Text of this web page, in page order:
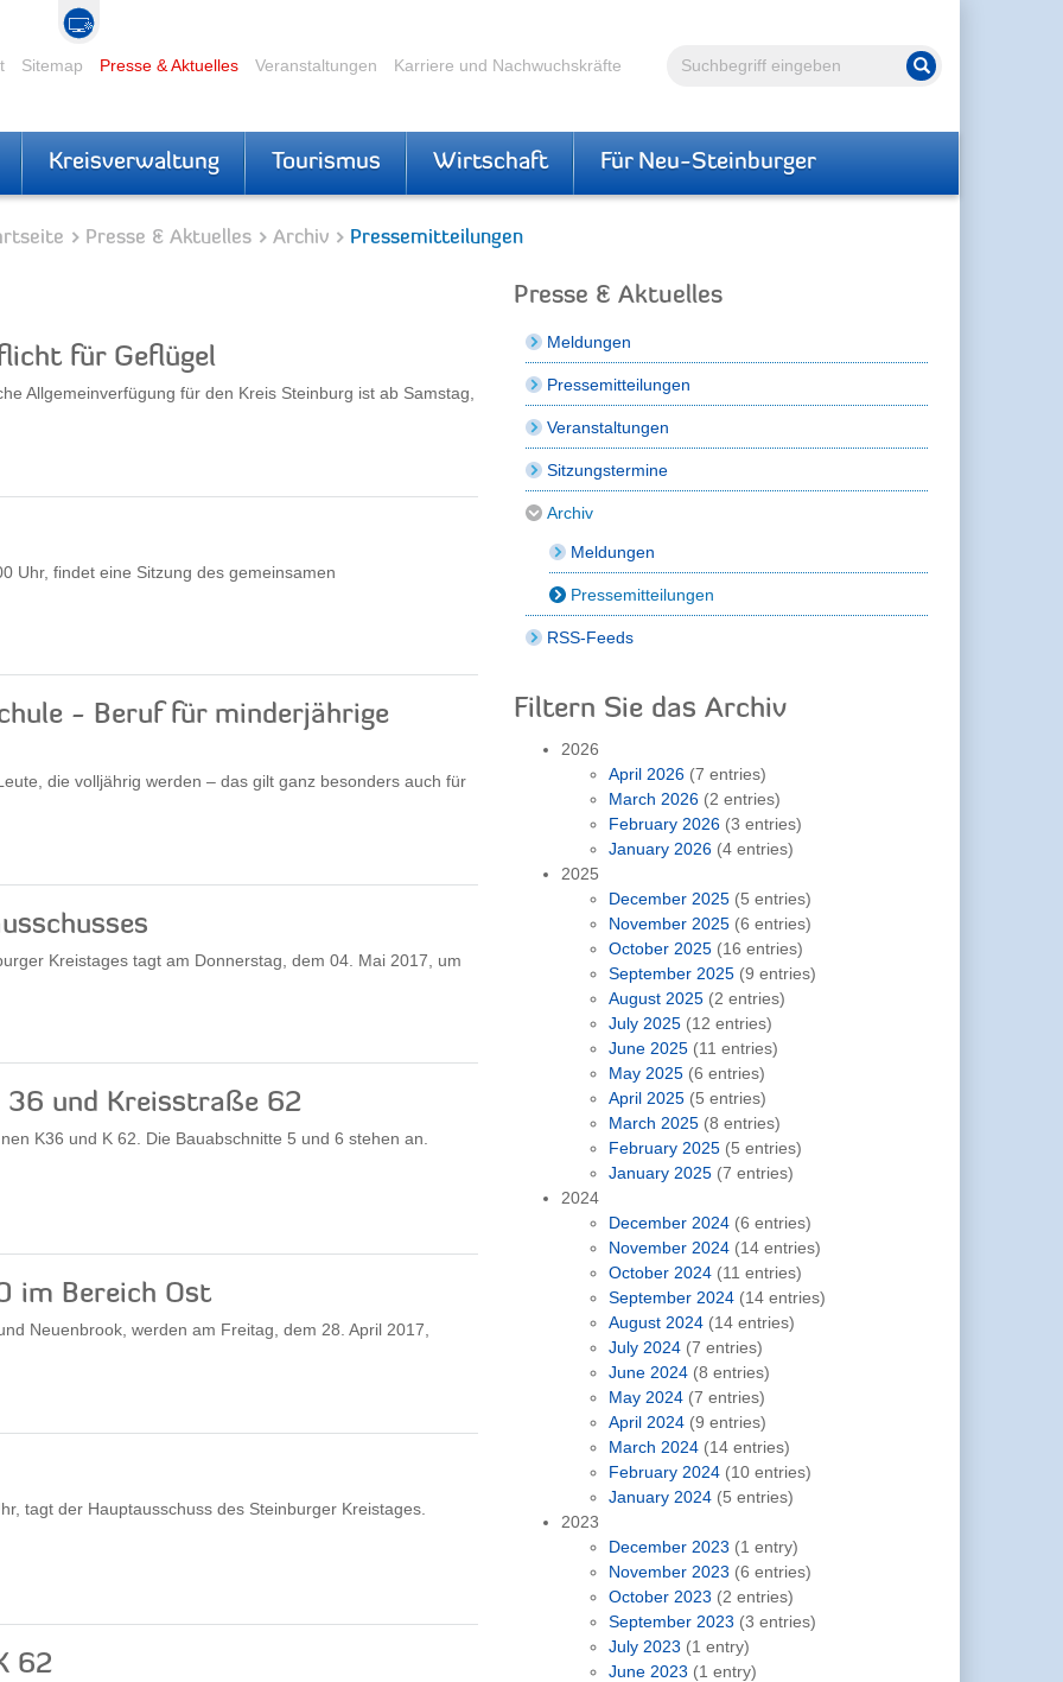
Volltextsuche Suche starten
Sitemap Presse & Aktuelles Veranstaltungen Karriere und Nachwuchskräfte
Kreisverwaltung Tourismus Wirtschaft Für Neu-Steinburger
Presse & Aktuelles Archiv Pressemitteilungen
für Geflügel
Allgemeinverfügung für den Kreis Steinburg ist ab Samstag,
Uhr, findet eine Sitzung des gemeinsamen
- Beruf für minderjährige
die volljährig werden – das gilt ganz besonders auch für
Kreistages tagt am Donnerstag, dem 04. Mai 2017, um
und Kreisstraße 62
K36 und K 62. Die Bauabschnitte 5 und 6 stehen an.
im Bereich Ost
Neuenbrook, werden am Freitag, dem 28. April 2017,
tagt der Hauptausschuss des Steinburger Kreistages.
62
Presse & Aktuelles
Meldungen
Pressemitteilungen
Veranstaltungen
Sitzungstermine
Archiv
Meldungen
Pressemitteilungen
RSS-Feeds
Filtern Sie das Archiv
2026
April 2026 (7 entries)
March 2026 (2 entries)
February 2026 (3 entries)
January 2026 (4 entries)
2025
December 2025 (5 entries)
November 2025 (6 entries)
October 2025 (16 entries)
September 2025 (9 entries)
August 2025 (2 entries)
July 2025 (12 entries)
June 2025 (11 entries)
May 2025 (6 entries)
April 2025 (5 entries)
March 2025 (8 entries)
February 2025 (5 entries)
January 2025 (7 entries)
2024
December 2024 (6 entries)
November 2024 (14 entries)
October 2024 (11 entries)
September 2024 (14 entries)
August 2024 (14 entries)
July 2024 (7 entries)
June 2024 (8 entries)
May 2024 (7 entries)
April 2024 (9 entries)
March 2024 (14 entries)
February 2024 (10 entries)
January 2024 (5 entries)
2023
December 2023 (1 entry)
November 2023 (6 entries)
October 2023 (2 entries)
September 2023 (3 entries)
July 2023 (1 entry)
June 2023 (1 entry)